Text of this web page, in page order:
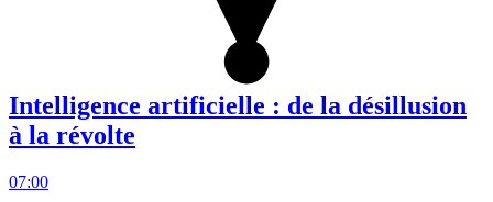
Intelligence artificielle : de la désillusion
à la révolte
07:00